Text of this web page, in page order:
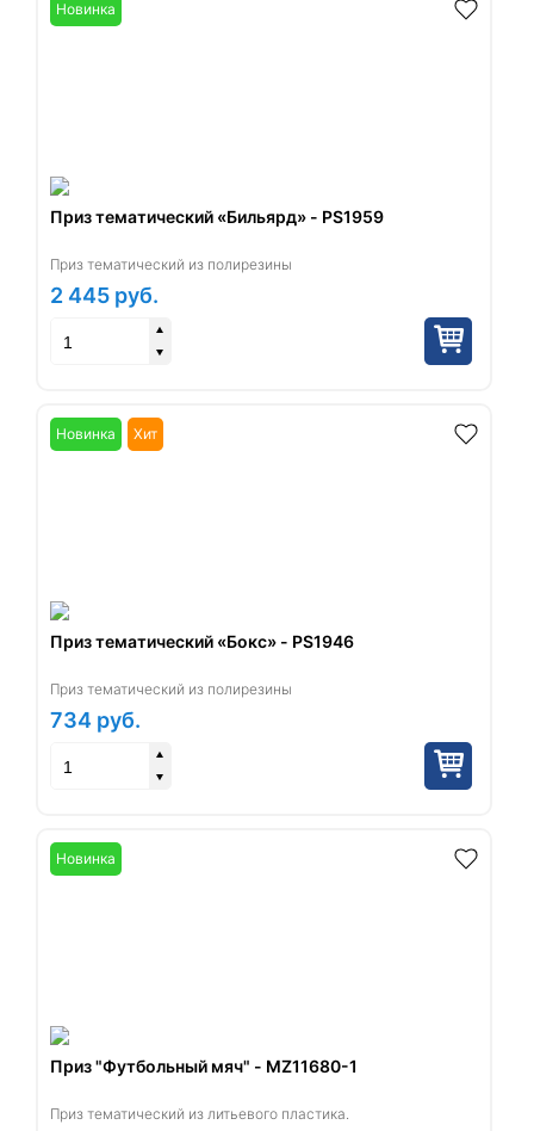
Новинка
Приз тематический «Бильярд» - PS1959
Приз тематический из полирезины
2 445 руб.
Новинка Хит
Приз тематический «Бокс» - PS1946
Приз тематический из полирезины
734 руб.
Новинка
Приз "Футбольный мяч" - MZ11680-1
Приз тематический из литьевого пластика.